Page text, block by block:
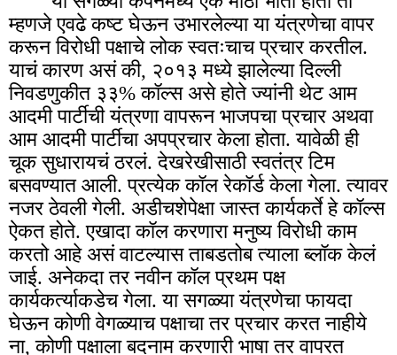
म्हणजे एवढे कष्ट घेऊन उभारलेल्या या यंत्रणेचा वापर
करून विरोधी पक्षाचे लोक स्वतःचाच प्रचार करतील.
याचं कारण असं की, २०१३ मध्ये झालेल्या दिल्ली
निवडणुकीत ३३% कॉल्स असे होते ज्यांनी थेट आम
आदमी पार्टीची यंत्रणा वापरून भाजपचा प्रचार अथवा
आम आदमी पार्टीचा अपप्रचार केला होता. यावेळी ही
चूक सुधारायचं ठरलं. देखरेखीसाठी स्वतंत्र टिम
बसवण्यात आली. प्रत्येक कॉल रेकॉर्ड केला गेला. त्यावर
नजर ठेवली गेली. अडीचशेपेक्षा जास्त कार्यकर्ते हे कॉल्स
ऐकत होते. एखादा कॉल करणारा मनुष्य विरोधी काम
करतो आहे असं वाटल्यास ताबडतोब त्याला ब्लॉक केलं
जाई. अनेकदा तर नवीन कॉल प्रथम पक्ष
कार्यकर्त्याकडेच गेला. या सगळ्या यंत्रणेचा फायदा
घेऊन कोणी वेगळ्याच पक्षाचा तर प्रचार करत नाहीये
ना, कोणी पक्षाला बदनाम करणारी भाषा तर वापरत